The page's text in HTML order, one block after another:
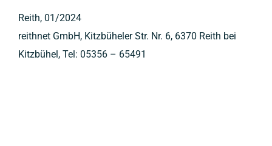
Reith, 01/2024
reithnet GmbH, Kitzbüheler Str. Nr. 6, 6370 Reith bei
Kitzbühel, Tel: 05356 – 65491